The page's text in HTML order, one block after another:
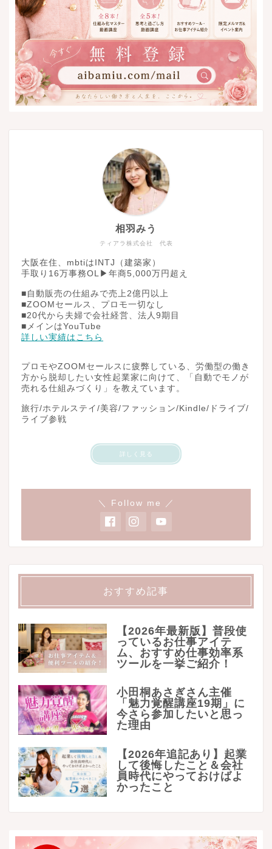
ティアラ株式会社 代表
相羽みう
大阪在住、mbtiはINTJ（建築家）
手取り16万事務OL▶︎年商5,000万円超え
■自動販売の仕組みで売上2億円以上
■ZOOMセールス、プロモ一切なし
■20代から夫婦で会社経営、法人9期目
■メインはYouTube
詳しい実績はこちら
プロモやZOOMセールスに疲弊している、労働型の働き
方から脱却したい女性起業家に向けて、「自動でモノが
売れる仕組みづくり」を教えています。
旅行/ホテルステイ/美容/ファッション/Kindle/ドライブ/
ライブ参戦
詳しく見る
＼ Follow me ／
おすすめ記事
【2026年最新版】普段使
っているお仕事アイテ
ム、おすすめ仕事効率系
ツールを一挙ご紹介！
小田桐あさぎさん主催
「魅力覚醒講座19期」に
今さら参加したいと思っ
た理由
【2026年追記あり】起業
して後悔したこと＆会社
員時代にやっておけばよ
かったこと